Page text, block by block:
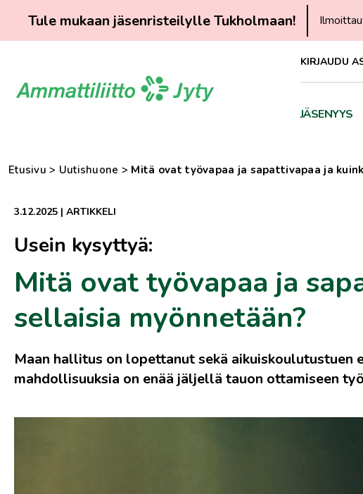
Tule mukaan jäsenristeilylle Tukholmaan!
sisältöön
KIRJAUDU
JÄSENYYS
Etusivu > Uutishuone > Mitä ovat työvapaa ja sapattivapaa ja
3.12.2025 | ARTIKKELI
Usein kysyttyä:
Mitä ovat työvapaa ja
sellaisia myönnetään?
Maan hallitus on lopettanut sekä
mahdollisuuksia on enää jäljellä tauon ottamiseen